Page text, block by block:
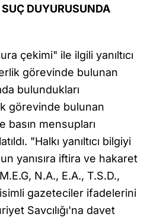
DUYURUSUNDA
çekimi" ile ilgili yanıltıcı
görevinde bulunan
bulundukları
görevinde bulunan
basın mensupları
"Halkı yanıltıcı bilgiyi
yanısıra iftira ve hakaret
N.A., E.A., T.S.D.,
isimli gazeteciler ifadelerini
Savcılığı'na davet